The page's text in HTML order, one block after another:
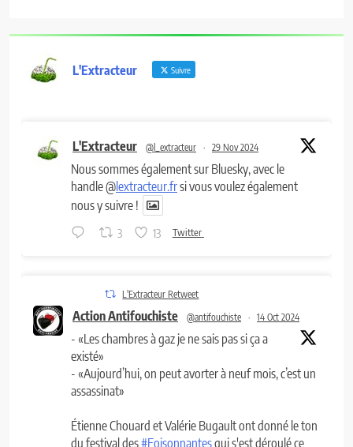
L'Extracteur Suivre
L'Extracteur @l_extracteur · 29 Nov 2024
Nous sommes également sur Bluesky, avec le
handle @lextracteur.frsi vous voulez également
nous y suivre !
3 13 Twitter
L'Extracteur Retweet
Action Antifouchiste @antifouchiste · 14 Oct 2024
- «Les chambres à gaz je ne sais pas si ça a
existé»
- «Aujourd’hui, on peut avorter à neuf mois, c’est un
assassinat»
Étienne Chouard et Valérie Bugault ont donné le ton
du festival des#Foisonnantesqui s'est déroulé ce